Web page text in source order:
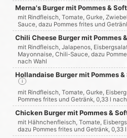
Merna's Burger mit Pommes &
mit Rindfleisch, Tomate, Gurke,
Sauce, dazu Pommes frites und
Chili Cheese Burger mit Pommes
mit Rindfleisch, Jalapenos,
Mayonnaise, Chili-Sauce, dazu
nach Wahl
Hollandaise Burger mit Pommes
i
mit Rindfleisch, Tomate, Gurke,
Pommes frites und Getränk, 0,33 l
Chicken Burger mit Pommes &
mit Hähnchenfleisch, Tomate,
dazu Pommes frites und Getränk, 0,33